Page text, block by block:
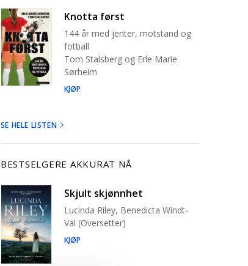
Knotta først
144 år med jenter, motstand og
fotball
Tom Stalsberg og Erle Marie
Sørheim
KJØP
SE HELE LISTEN
BESTSELGERE AKKURAT NÅ
Skjult skjønnhet
Lucinda Riley, Benedicta Windt-
Val (Oversetter)
KJØP